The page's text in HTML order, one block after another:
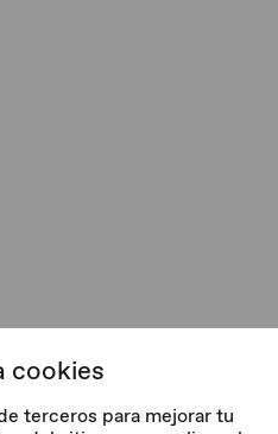
cookies
terceros para mejorar tu